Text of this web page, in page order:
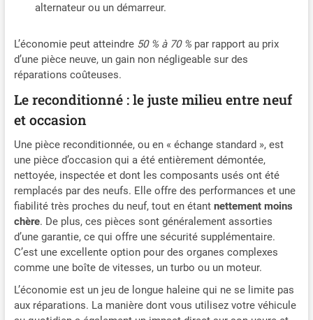
alternateur ou un démarreur.
L’économie peut atteindre 50 % à 70 %par rapport au prix
d’une pièce neuve, un gain non négligeable sur des
réparations coûteuses.
Le reconditionné : le juste milieu entre neuf
et occasion
Une pièce reconditionnée, ou en « échange standard », est
une pièce d’occasion qui a été entièrement démontée,
nettoyée, inspectée et dont les composants usés ont été
remplacés par des neufs. Elle offre des performances et une
fiabilité très proches du neuf, tout en étant nettement moins
chère. De plus, ces pièces sont généralement assorties
d’une garantie, ce qui offre une sécurité supplémentaire.
C’est une excellente option pour des organes complexes
comme une boîte de vitesses, un turbo ou un moteur.
L’économie est un jeu de longue haleine qui ne se limite pas
aux réparations. La manière dont vous utilisez votre véhicule